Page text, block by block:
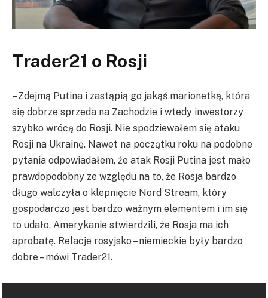
Trader21 o Rosji
– Zdejmą Putina i zastąpią go jakąś marionetką, która
się dobrze sprzeda na Zachodzie i wtedy inwestorzy
szybko wrócą do Rosji. Nie spodziewałem się ataku
Rosji na Ukrainę. Nawet na początku roku na podobne
pytania odpowiadałem, że atak Rosji Putina jest mało
prawdopodobny ze względu na to, że Rosja bardzo
długo walczyła o klepnięcie Nord Stream, który
gospodarczo jest bardzo ważnym elementem i im się
to udało. Amerykanie stwierdzili, że Rosja ma ich
aprobatę. Relacje rosyjsko – niemieckie były bardzo
dobre – mówi Trader21.